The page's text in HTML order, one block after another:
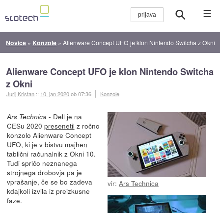
☰
Novice » Konzole »Alienware Concept UFO je klon Nintendo Switcha z Okni
Alienware Concept UFO je klon Nintendo Switcha
z Okni
Jurij Kristan :: 10. jan 2020ob 07:36 Konzole
vir: Ars Technica
Ars Technica - Dell je na
CESu 2020 presenetil z ročno
konzolo Alienware Concept
UFO, ki je v bistvu majhen
tablični računalnik z Okni 10.
Tudi spričo neznanega
strojnega drobovja pa je
vprašanje, če se bo zadeva
kdajkoli izvila iz preizkusne
faze.